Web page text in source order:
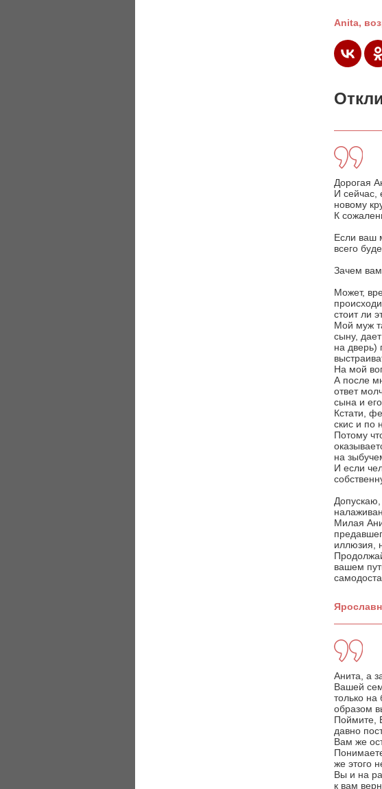
Anita,
Дорогая
И сейчас,
новому
К
Если ваш
всего
Зачем
Может,
стоит ли
Мой муж
сыну,
на дверь)
На мой
А после
ответ
сына и
Кстати,
скис и по
Потому
на
И если
Милая
иллюзия,
вашем
Анита, а
Вашей
только
образом
Поймите,
давно
Вам же
же этого
Вы и на
к вам